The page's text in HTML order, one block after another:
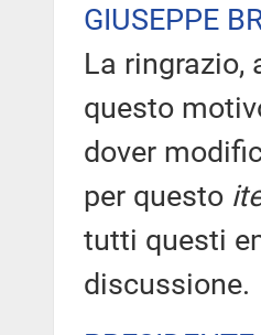
GIUSEPPE
La ringrazio,
questo
dover
per questo
tutti questi
discussione.